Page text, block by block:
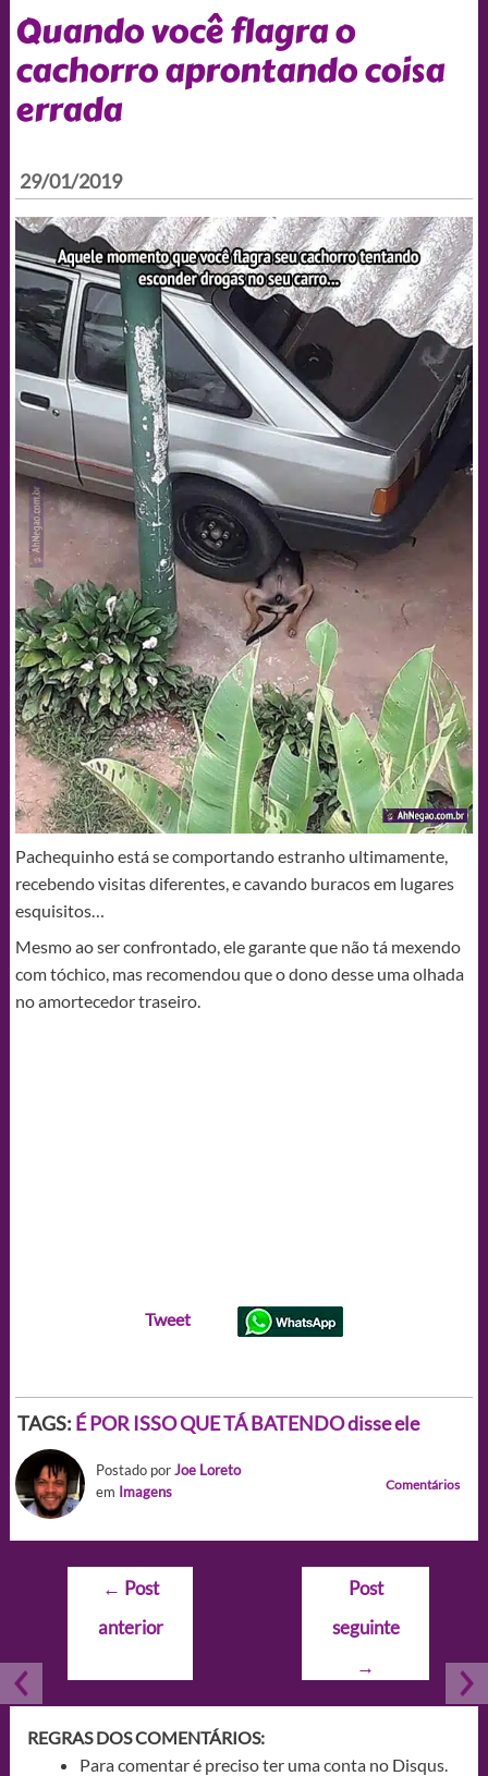
Quando você flagra o
cachorro aprontando coisa
errada
29/01/2019
Pachequinho está se comportando estranho ultimamente,
recebendo visitas diferentes, e cavando buracos em lugares
esquisitos…
Mesmo ao ser confrontado, ele garante que não tá mexendo
com tóchico, mas recomendou que o dono desse uma olhada
no amortecedor traseiro.
Tweet
TAGS: É POR ISSO QUE TÁ BATENDO disse ele
Postado porJoe Loreto
em Imagens Comentários
Navegação
Post
← Post
anterior
Post
seguinte
→
REGRAS DOS COMENTÁRIOS:
Para comentar é preciso ter uma conta no Disqus.